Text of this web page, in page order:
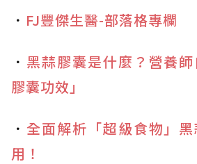
． FJ豐傑生醫-部落格專欄
． 黑蒜膠囊是什麼？營養
膠囊功效」
． 全面解析「超級食物」
用！